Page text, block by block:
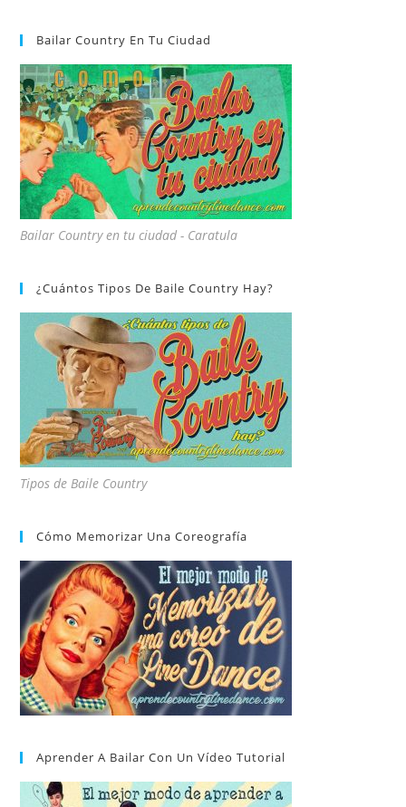
Bailar Country En Tu Ciudad
Bailar Country en tu ciudad - Caratula
¿Cuántos Tipos De Baile Country Hay?
Tipos de Baile Country
Cómo Memorizar Una Coreografía
Aprender A Bailar Con Un Vídeo Tutorial